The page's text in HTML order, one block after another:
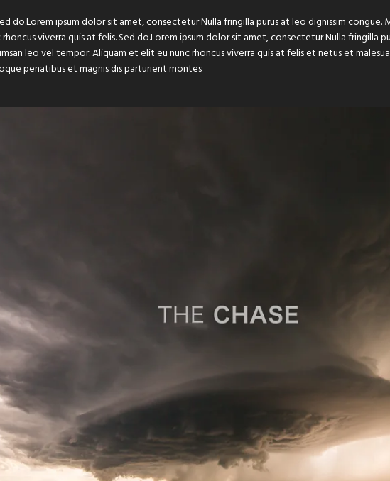
do.Lorem ipsum dolor sit amet, consectetur Nulla fringilla purus at leo dignissim
rhoncus viverra quis at felis. Sed do.Lorem ipsum dolor sit amet, consectetur Nulla
leo vel tempor. Aliquam et elit eu nunc rhoncus viverra quis at felis et netus et
penatibus et magnis dis parturient montes